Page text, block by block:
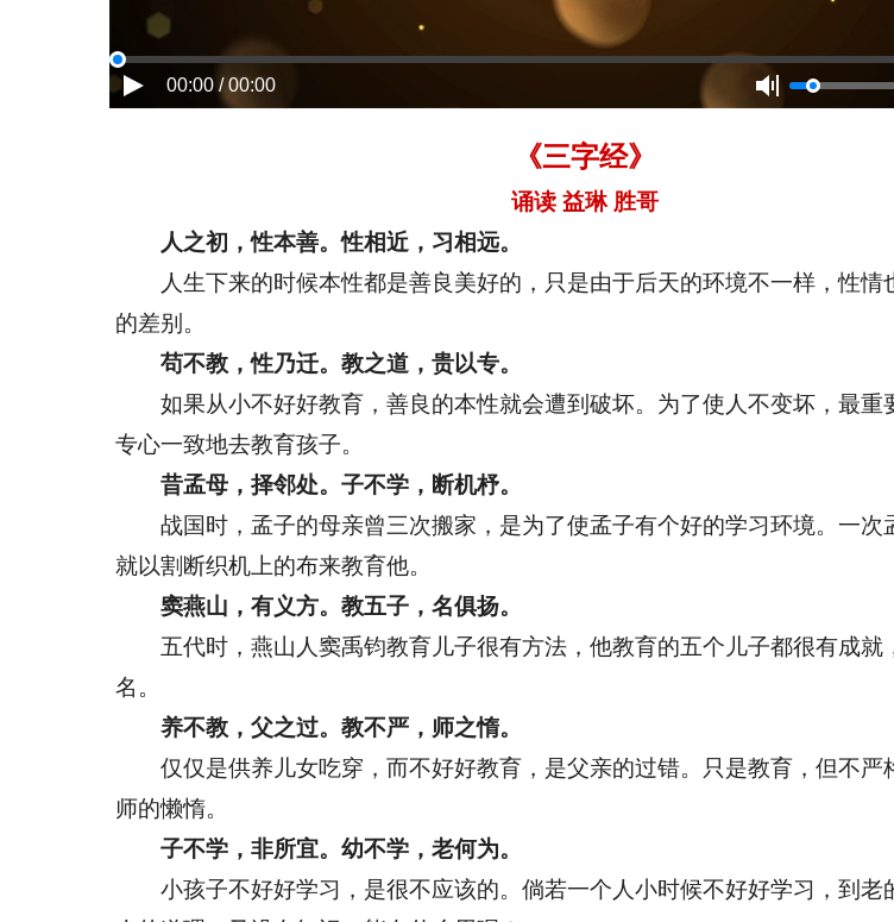
00:00 / 00:00
《三字经》
诵读 益琳 胜哥
人之初，性本善。性相近，习相远。
人生下来的时候本性都是善良美好的，只是由于后天的环境不一样，性情
的差别。
苟不教，性乃迁。教之道，贵以专。
如果从小不好好教育，善良的本性就会遭到破坏。为了使人不变坏，最重
专心一致地去教育孩子。
昔孟母，择邻处。子不学，断机杼。
战国时，孟子的母亲曾三次搬家，是为了使孟子有个好的学习环境。一次
就以割断织机上的布来教育他。
窦燕山，有义方。教五子，名俱扬。
五代时，燕山人窦禹钧教育儿子很有方法，他教育的五个儿子都很有成就
名。
养不教，父之过。教不严，师之惰。
仅仅是供养儿女吃穿，而不好好教育，是父亲的过错。只是教育，但不严
师的懒惰。
子不学，非所宜。幼不学，老何为。
小孩子不好好学习，是很不应该的。倘若一个人小时候不好好学习，到老